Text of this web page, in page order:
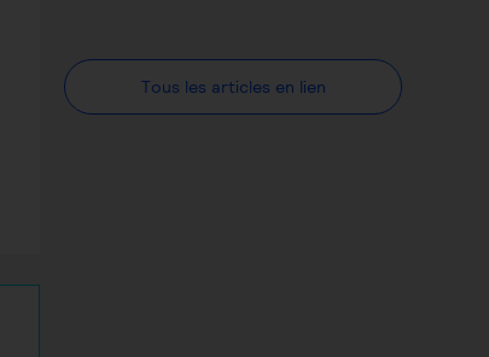
Tous les articles en lien